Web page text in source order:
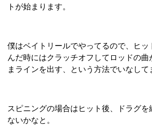
トが始まります。
僕はベイトリールでやってるので、ヒッ
んだ時にはクラッチオフしてロッドの曲
まラインを出す、という方法でいなして
スピニングの場合はヒット後、ドラグを
ないかなと。